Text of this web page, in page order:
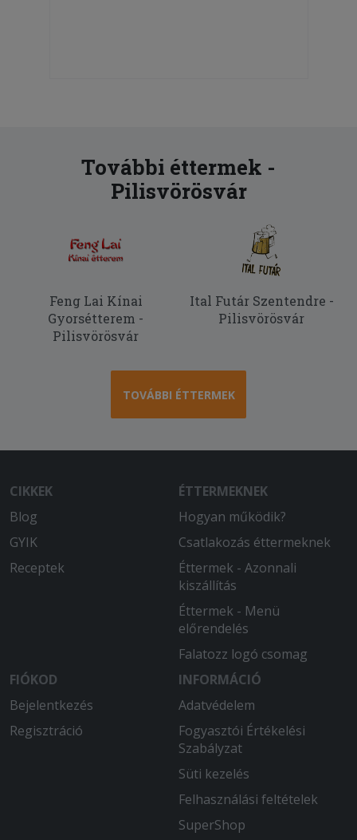
További éttermek -
Pilisvörösvár
Feng Lai Kínai
Gyorsétterem -
Pilisvörösvár
Ital Futár Szentendre -
Pilisvörösvár
TOVÁBBI ÉTTERMEK
CIKKEK
Blog
GYIK
Receptek
ÉTTERMEKNEK
Hogyan működik?
Csatlakozás éttermeknek
Éttermek - Azonnali
kiszállítás
Éttermek - Menü
előrendelés
Falatozz logó csomag
FIÓKOD
Bejelentkezés
Regisztráció
INFORMÁCIÓ
Adatvédelem
Fogyasztói Értékelési
Szabályzat
Süti kezelés
Felhasználási feltételek
SuperShop